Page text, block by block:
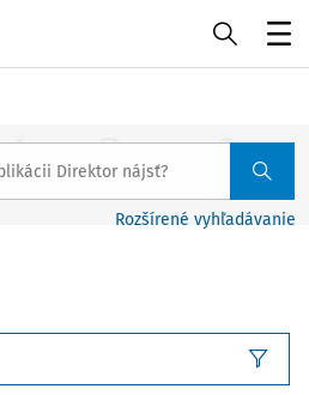
Rozšírené vyhľadávanie